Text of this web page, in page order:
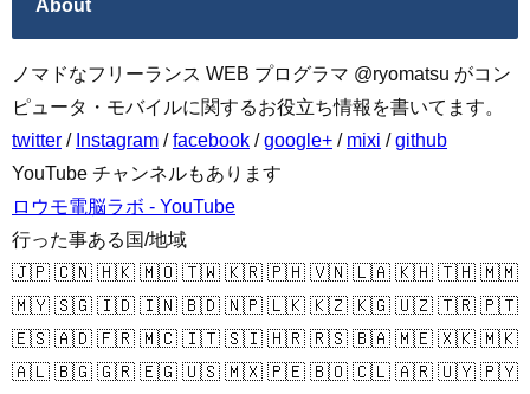
About
ノマドなフリーランス WEB プログラマ @ryomatsu がコン
ピュータ・モバイルに関するお役立ち情報を書いてます。
twitter / Instagram /facebook /google+ / mixi /github
YouTube チャンネルもあります
ロウモ電脳ラボ - YouTube
行った事ある国/地域
🇯🇵 🇨🇳 🇭🇰 🇲🇴 🇹🇼 🇰🇷 🇵🇭 🇻🇳 🇱🇦 🇰🇭 🇹🇭 🇲🇲
🇲🇾 🇸🇬 🇮🇩 🇮🇳 🇧🇩 🇳🇵 🇱🇰 🇰🇿 🇰🇬 🇺🇿 🇹🇷 🇵🇹
🇪🇸 🇦🇩 🇫🇷 🇲🇨 🇮🇹 🇸🇮 🇭🇷 🇷🇸 🇧🇦 🇲🇪 🇽🇰 🇲🇰
🇦🇱 🇧🇬 🇬🇷 🇪🇬 🇺🇸 🇲🇽 🇵🇪 🇧🇴 🇨🇱 🇦🇷 🇺🇾 🇵🇾